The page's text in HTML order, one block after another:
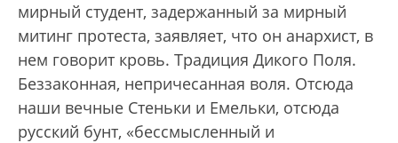
мирный студент, задержанный за мирный
митинг протеста, заявляет, что он анархист, в
нем говорит кровь. Традиция Дикого Поля.
Беззаконная, непричесанная воля. Отсюда
наши вечные Стеньки и Емельки, отсюда
русский бунт, «бессмысленный и